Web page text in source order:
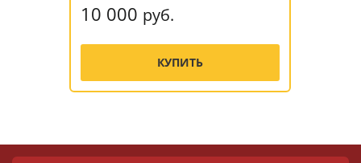
10 000 руб.
КУПИТЬ